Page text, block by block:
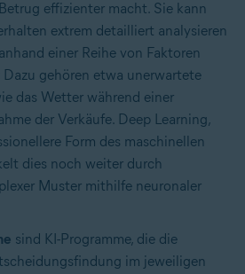
effizienter macht. Sie kann
extrem detailliert analysieren
einer Reihe von Faktoren
gehören etwa unerwartete
das Wetter während einer
der Verkäufe. Deep Learning,
Form des maschinellen
dies noch weiter durch
Muster mithilfe neuronaler
sind KI-Programme, die die
im jeweiligen